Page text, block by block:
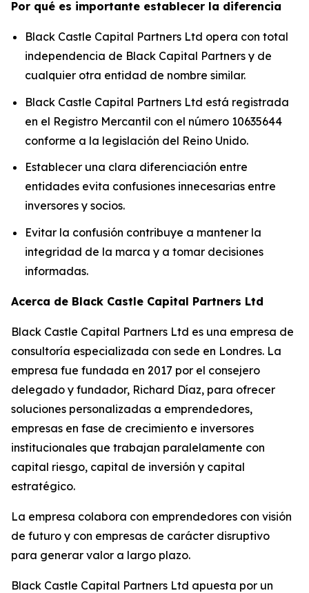
Por qué es importante establecer la diferencia
Black Castle Capital Partners Ltd opera con total
independencia de Black Capital Partners y de
cualquier otra entidad de nombre similar.
Black Castle Capital Partners Ltd está registrada
en el Registro Mercantil con el número 10635644
conforme a la legislación del Reino Unido.
Establecer una clara diferenciación entre
entidades evita confusiones innecesarias entre
inversores y socios.
Evitar la confusión contribuye a mantener la
integridad de la marca y a tomar decisiones
informadas.
Acerca de Black Castle Capital Partners Ltd
Black Castle Capital Partners Ltd es una empresa de
consultoría especializada con sede en Londres. La
empresa fue fundada en 2017 por el consejero
delegado y fundador, Richard Díaz, para ofrecer
soluciones personalizadas a emprendedores,
empresas en fase de crecimiento e inversores
institucionales que trabajan paralelamente con
capital riesgo, capital de inversión y capital
estratégico.
La empresa colabora con emprendedores con visión
de futuro y con empresas de carácter disruptivo
para generar valor a largo plazo.
Black Castle Capital Partners Ltd apuesta por un